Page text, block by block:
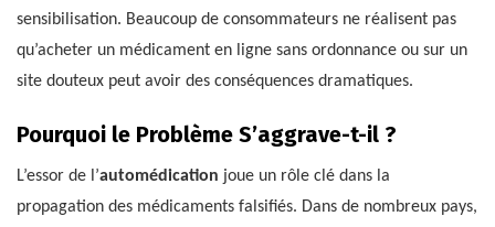
sensibilisation. Beaucoup de consommateurs ne réalisent pas
qu’acheter un médicament en ligne sans ordonnance ou sur un
site douteux peut avoir des conséquences dramatiques.
Pourquoi le Problème S’aggrave-t-il ?
L’essor de l’automédication joue un rôle clé dans la
propagation des médicaments falsifiés. Dans de nombreux pays,